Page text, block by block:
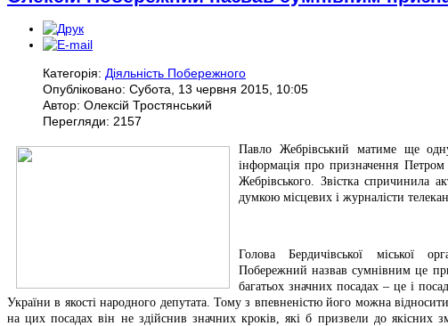
Категорія: Діяльність Побережного
Опубліковано: Субота, 13 червня 2015, 10:05
Автор: Олексій Тростянський
Перегляди: 2157
Павло Жебрівський матиме ще
інформація про призначення
Жебрівського. Звістка спричинила
думкою місцевих і журналісти
Голова Бердичівської міської
Побережний назвав сумнівним це
багатьох значних посадах – це і
України в якості народного депутата. Тому з впевненістю його можна
на цих посадах він не здійснив значних кроків, які б призвели до якісних